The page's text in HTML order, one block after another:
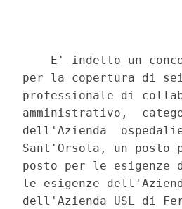
E' indetto un
per la copertura di
professionale di
amministrativo,
dell'Azienda
Sant'Orsola, un posto
posto per le
le esigenze
dell'Azienda USL di